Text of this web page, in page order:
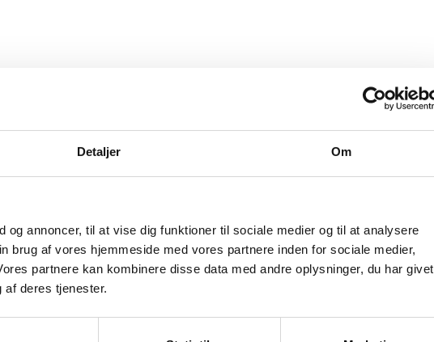
Detaljer Om
og annoncer, til at vise dig funktioner til sociale medier og til at analysere
brug af vores hjemmeside med vores partnere inden for sociale medier,
partnere kan kombinere disse data med andre oplysninger, du har givet
af deres tjenester.